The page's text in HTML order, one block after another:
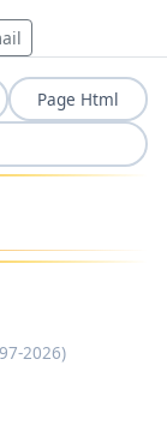
Page Html
2026)